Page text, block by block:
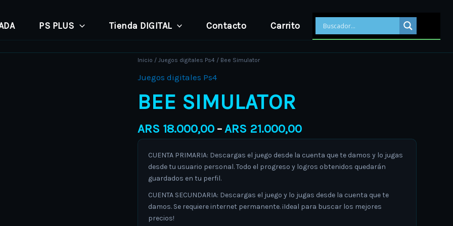
PS PLUS Tienda DIGITAL Contacto Carrito
Inicio / Juegos digitales Ps4 / Bee Simulator
Juegos digitales Ps4
BEE SIMULATOR
ARS 18.000,00 –ARS 21.000,00
CUENTA PRIMARIA: Descargas el juego desde la cuenta que te damos y lo jugas
desde tu usuario personal. Todo el progreso y logros obtenidos quedarán
guardados en tu perfil.
CUENTA SECUNDARIA: Descargas el juego y lo jugas desde la cuenta que te
damos. Se requiere internet permanente. ¡Ideal para buscar los mejores
precios!
Bee
Simulator